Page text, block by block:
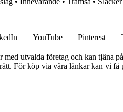
YouTube Pinterest
utvalda företag och kan tjäna
För köp via våra länkar kan vi